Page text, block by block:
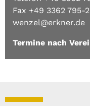
Fax +49 3362 795-
wenzel@erkner.de
Termine nach